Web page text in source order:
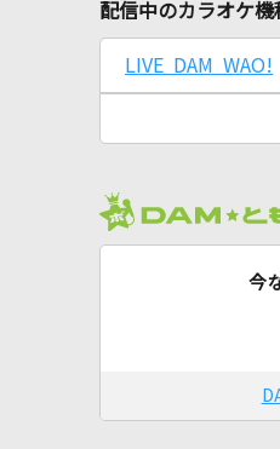
配信中のカラオケ機
LIVE DAM WAO!
今